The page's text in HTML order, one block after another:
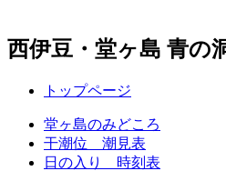
西伊豆・堂ヶ島 青の
トップページ
堂ヶ島のみどころ
干潮位 潮見表
日の入り 時刻表